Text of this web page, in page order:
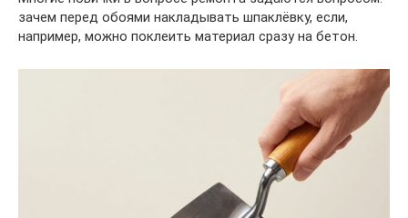
зачем перед обоями накладывать шпаклёвку, если,
например, можно поклеить материал сразу на бетон.